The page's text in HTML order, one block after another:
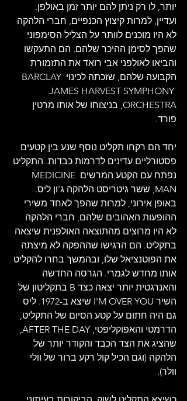
יותר, לו רק ניתן להם יותר זמן באולפן.
ועדיין, למרות קיצוץ הכנפיים, חברי הלהקה
לא היו מוכנים לוותר על הצליל הסימפוני
שהפך לסימן ההיכר שלהם. הם התעקשו
והביאו לאולפני אבי רואד את התזמורת
הקבועה שלהם, שזכתה לכינוי BARCLAY
JAMES HARVEST SYMPHONY
ORCHESTRA, בניצוחו של אותו מרטין
פורד.
יחד הם רקחו תקליט נוסף שנע בין קטעים
פסטורליים עדינים לדרמות כבדות. התקליט
נפתח עם הקטע המרשים MEDICINE
MAN, ששר גיטריסט הלהקה ג'ון ליס.
באופן אירוני, למרות שהפך לאחד משירי
ההופעות האהובים שלהם, חברי הלהקה
לא היו מרוצים מהתוצאה האולפנית שיצאה
בתקליט. הם הרגישו שההפקה לא מיצתה
את הפוטנציאל שלו, ובהמשך בחרו להקליט
אותו מחדש לגמרי. הגרסה החדשה
והאנרגטית יותר יצאה כצד B בתקליטון של
השיר I'M OVER YOU שיצא ב-1972. ליס
גם היה חתום על קטע הסיום של התקליט,
הדרמטי והאפוקליפטי, AFTER THE DAY,
שהציג את הצד הכבד והקודר יותר של
הלהקה (וגם הכיל קול רקע ברור של וולי
וולר).